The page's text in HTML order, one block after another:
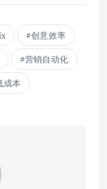
创意效率
营销自动化
成本